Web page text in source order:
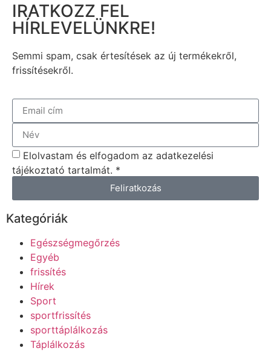
IRATKOZZ FEL
HÍRLEVELÜNKRE!
Semmi spam, csak értesítések az új termékekről,
frissítésekről.
Elolvastam és elfogadom az adatkezelési
tájékoztató tartalmát. *
Feliratkozás
Kategóriák
Egészségmegőrzés
Egyéb
frissítés
Hírek
Sport
sportfrissítés
sporttáplálkozás
Táplálkozás